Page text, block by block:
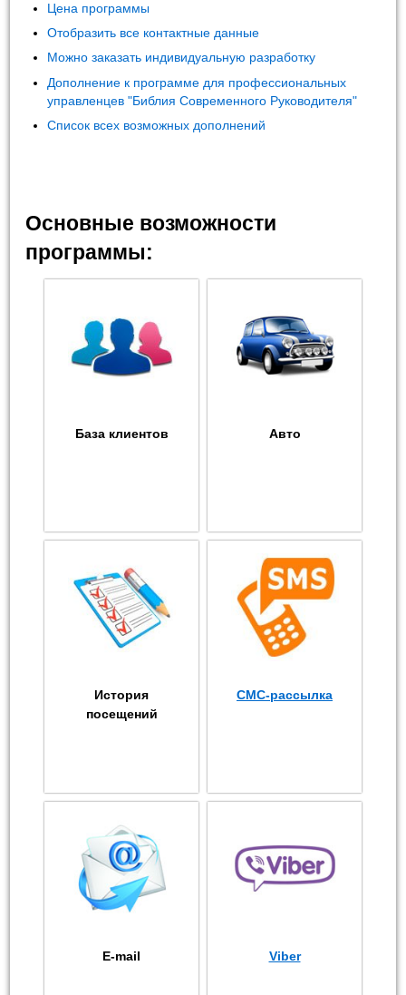
Цена программы
Отобразить все контактные данные
Можно заказать индивидуальную разработку
Дополнение к программе для профессиональных
управленцев "Библия Современного Руководителя"
Список всех возможных дополнений
Основные возможности
программы:
База клиентов Авто
История
посещений
СМС-рассылка
E-mail Viber